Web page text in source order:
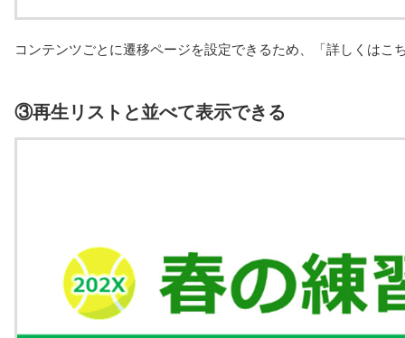
コンテンツごとに遷移ページを設定できるため、「詳しくは
③再生リストと並べて表示できる